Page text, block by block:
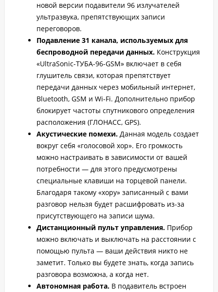
новой версии подавители 96 излучателей
ультразвука, препятствующих записи
переговоров.
Подавление 31 канала, используемых для
беспроводной передачи данных. Конструкция
«UltraSonic-ТУБА-96-GSM» включает в себя
глушитель связи, которая препятствует
передачи данных через мобильный интернет,
Bluetooth, GSM и Wi-Fi. Дополнительно прибор
блокирует частоты спутникового определения
расположения (ГЛОНАСС, GPS).
Акустические помехи. Данная модель создает
вокруг себя «голосовой хор». Его громкость
можно настраивать в зависимости от вашей
потребности — для этого предусмотрены
специальные клавиши на торцевой панели.
Благодаря такому «хору» записанный с вами
разговор нельзя будет расшифровать из-за
присутствующего на записи шума.
Дистанционный пульт управления. Прибор
можно включать и выключать на расстоянии с
помощью пульта — ваши действия никто не
заметит. Только вы будете знать, когда запись
разговора возможна, а когда нет.
Автономная работа. В подавитель встроен